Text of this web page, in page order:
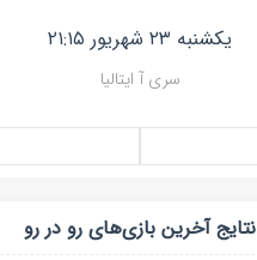
یکشنبه ۲۳ شهریور ۲۱:۱۵
سری آ ایتالیا
نتایج آخرین بازی‌های رو در رو